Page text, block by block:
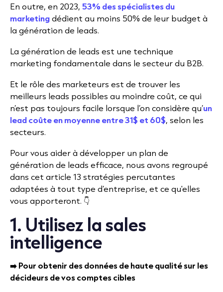
En outre, en 2023, 53% des spécialistes du
marketingdédient au moins 50% de leur budget à
la génération de leads.
La génération de leads est une technique
marketing fondamentale dans le secteur du B2B.
Et le rôle des marketeurs est de trouver les
meilleurs leads possibles au moindre coût, ce qui
n’est pas toujours facile lorsque l’on considère qu’un
lead coûte en moyenne entre 31$ et 60$, selon les
secteurs.
Pour vous aider à développer un plan de
génération de leads efficace, nous avons regroupé
dans cet article 13 stratégies percutantes
adaptées à tout type d’entreprise, et ce qu'elles
vous apporteront. 👇
1. Utilisez la sales
intelligence
➡️ Pour obtenir des données de haute qualité sur les
décideurs de vos comptes cibles